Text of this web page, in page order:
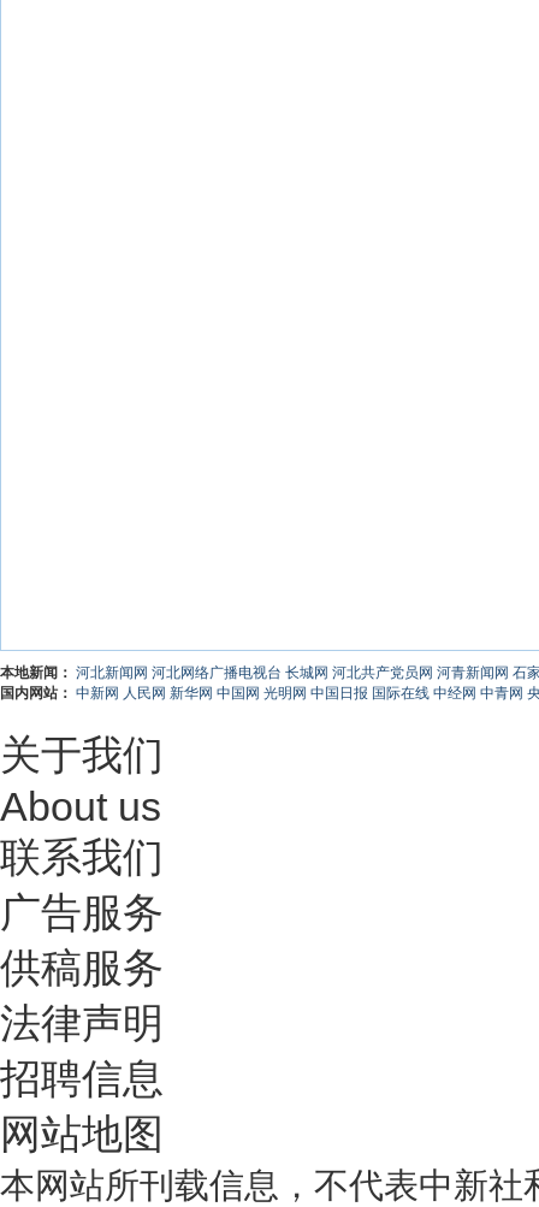
本地新闻： 河北新闻网 河北网络广播电视台 长城网 河北共产党员网 河青新闻网 石
国内网站： 中新网 人民网 新华网 中国网 光明网 中国日报 国际在线 中经网 中青网
关于我们
About us
联系我们
广告服务
供稿服务
法律声明
招聘信息
网站地图
本网站所刊载信息，不代表中新